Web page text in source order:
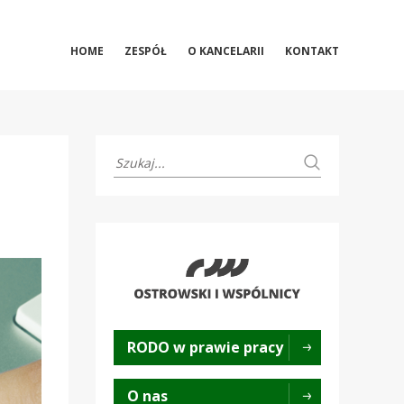
HOME ZESPÓŁ O KANCELARII KONTAKT
RODO w prawie pracy
O nas